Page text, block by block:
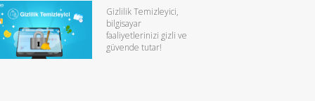
Gizlilik Temizleyici,
bilgisayar
faaliyetlerinizi gizli ve
güvende tutar!